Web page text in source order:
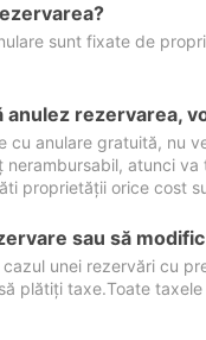
sunt fixate de
anulez rezervarea,
cu anulare gratuită, nu
nerambursabil, atunci
proprietății orice cost
sau să
unei rezervări cu
plătiți taxe.Toate